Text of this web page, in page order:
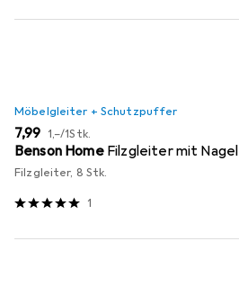
Möbelgleiter + Schutzpuffer
EUR
7,99 EUR
1,–/1Stk.
Benson Home Filzgleiter mit Nagel
Filzgleiter, 8 Stk.
1